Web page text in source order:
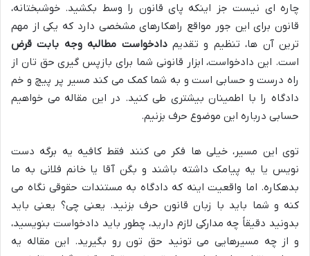
چاره ای نیست جز اینکه پای قانون را وسط بکشید. خوشبختانه،
قانون برای این جور مواقع راهکارهای مشخصی دارد که یکی از مهم
ترین آن ها، تنظیم و تقدیمدادخواست مطالبه وجه بابت قرض
است. این دادخواست، ابزار قانونی شما برای بازپس گیری حق تان از
راه درست و حسابی است و به شما کمک می کند مسیر پر پیچ و خم
دادگاه را با اطمینان بیشتری طی کنید. در این مقاله می خواهیم
حسابی درباره این موضوع حرف بزنیم.
توی این مسیر، خیلی ها فکر می کنند فقط کافیه یه برگه دست
نویس یا یه پیامک داشته باشند و بگن آقا یا خانم فلانی به ما
بدهکاره. اما واقعیت اینه که دادگاه به مستندات حقوقی نگاه می
کنه و شما باید با زبان قانون حرف بزنید. یعنی چی؟ یعنی باید
بدونید دقیقاً چه مدارکی لازم دارید، چطور باید دادخواست بنویسید،
و از چه مسیرهایی می تونید حق تون رو بگیرید. این مقاله یه